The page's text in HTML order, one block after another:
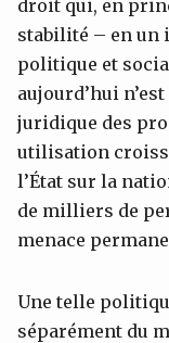
droit qui, en
stabilité – en un
politique et
aujourd’hui
juridique des
utilisation
l’État sur la
de milliers de
menace
Une telle
séparément du